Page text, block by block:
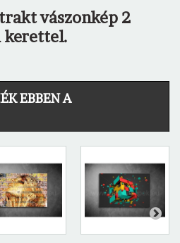
vászonkép 2
kerettel.
EBBEN A